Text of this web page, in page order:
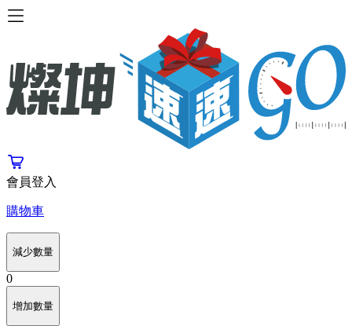
會員登入
購物車
減少數量
0
增加數量